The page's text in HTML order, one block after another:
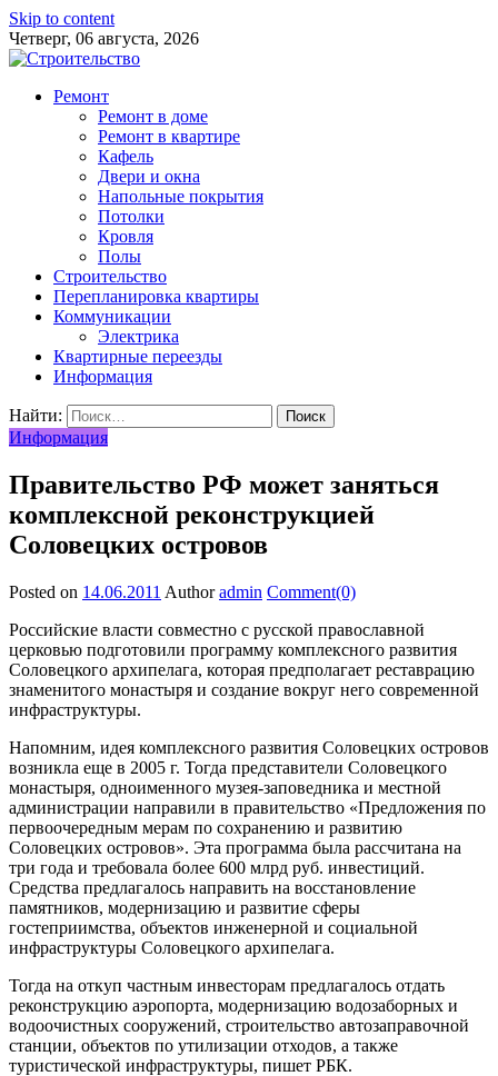
Skip to content
Четверг, 06 августа, 2026
Ремонт
Ремонт в доме
Ремонт в квартире
Кафель
Двери и окна
Напольные покрытия
Потолки
Кровля
Полы
Строительство
Перепланировка квартиры
Коммуникации
Электрика
Квартирные переезды
Информация
Найти:
Информация
Правительство РФ может заняться
комплексной реконструкцией
Соловецких островов
Posted on 14.06.2011 Author admin Comment(0)
Российские власти совместно с русской православной
церковью подготовили программу комплексного развития
Соловецкого архипелага, которая предполагает реставрацию
знаменитого монастыря и создание вокруг него современной
инфраструктуры.
Напомним, идея комплексного развития Соловецких островов
возникла еще в 2005 г. Тогда представители Соловецкого
монастыря, одноименного музея-заповедника и местной
администрации направили в правительство «Предложения по
первоочередным мерам по сохранению и развитию
Соловецких островов». Эта программа была рассчитана на
три года и требовала более 600 млрд руб. инвестиций.
Средства предлагалось направить на восстановление
памятников, модернизацию и развитие сферы
гостеприимства, объе­ктов инженерной и социальной
инфраструктуры Соловецкого архипелага.
Тогда на откуп частным инвесторам предлагалось отдать
реконструкцию аэропорта, модернизацию водозаборных и
водоочи­стных сооружений, строительство автозаправочной
станции, объектов по утилизации отходов, а также
туристической инфраструктуры, пишет РБК.